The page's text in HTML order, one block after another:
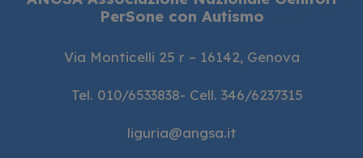
PerSone con Autismo
Via Monticelli 25 r – 16142, Genova
Tel. 010/6533838- Cell. 346/6237315
liguria@angsa.it